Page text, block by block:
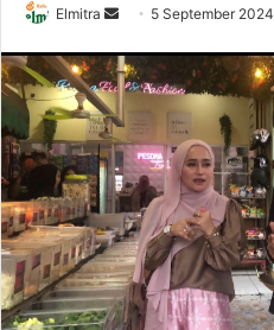
Elmitra
Send
email
5 September 2024